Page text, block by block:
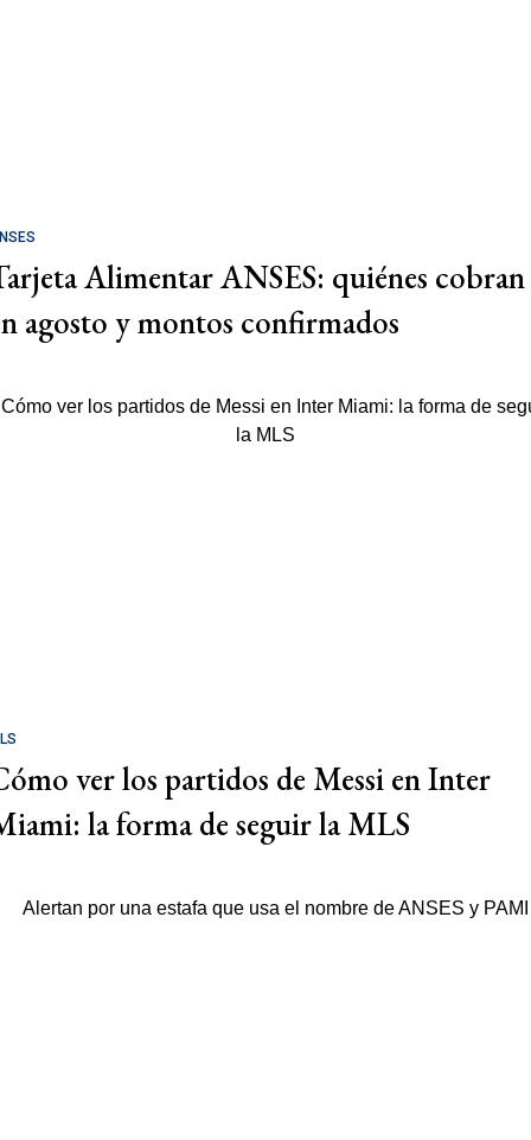
Alimentar ANSES: quiénes cobran
agosto y montos confirmados
ver los partidos de Messi en Inter
la forma de seguir la MLS